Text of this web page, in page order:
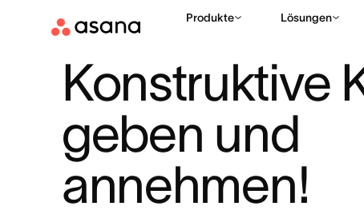
Produkte Lösungen
Konstruktive
geben und
annehmen!